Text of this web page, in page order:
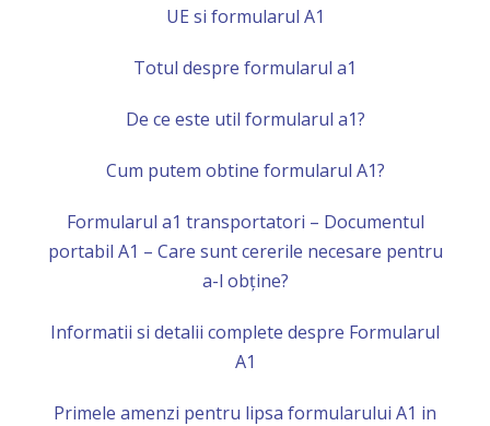
UE si formularul A1
Totul despre formularul a1
De ce este util formularul a1?
Cum putem obtine formularul A1?
Formularul a1 transportatori – Documentul
portabil A1 – Care sunt cererile necesare pentru
a-l obține?
Informatii si detalii complete despre Formularul
A1
Primele amenzi pentru lipsa formularului A1 in